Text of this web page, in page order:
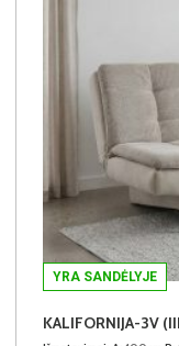
YRA SANDĖLYJE